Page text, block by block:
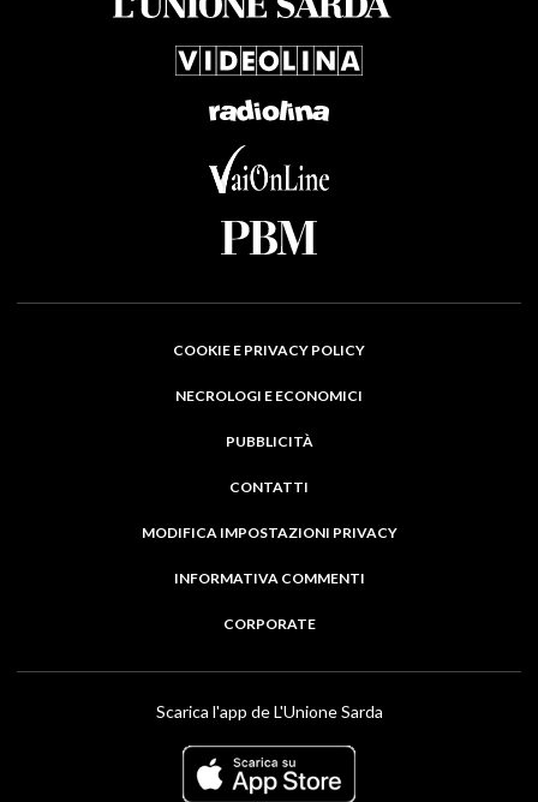
COOKIE E PRIVACY POLICY
NECROLOGI E ECONOMICI
PUBBLICITÀ
CONTATTI
MODIFICA IMPOSTAZIONI PRIVACY
INFORMATIVA COMMENTI
CORPORATE
Scarica l'app de L'Unione Sarda